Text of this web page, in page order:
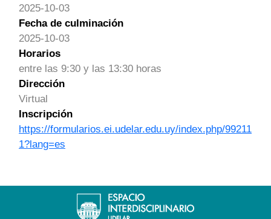
2025-10-03
Fecha de culminación
2025-10-03
Horarios
entre las 9:30 y las 13:30 horas
Dirección
Virtual
Inscripción
https://formularios.ei.udelar.edu.uy/index.php/99211
1?lang=es